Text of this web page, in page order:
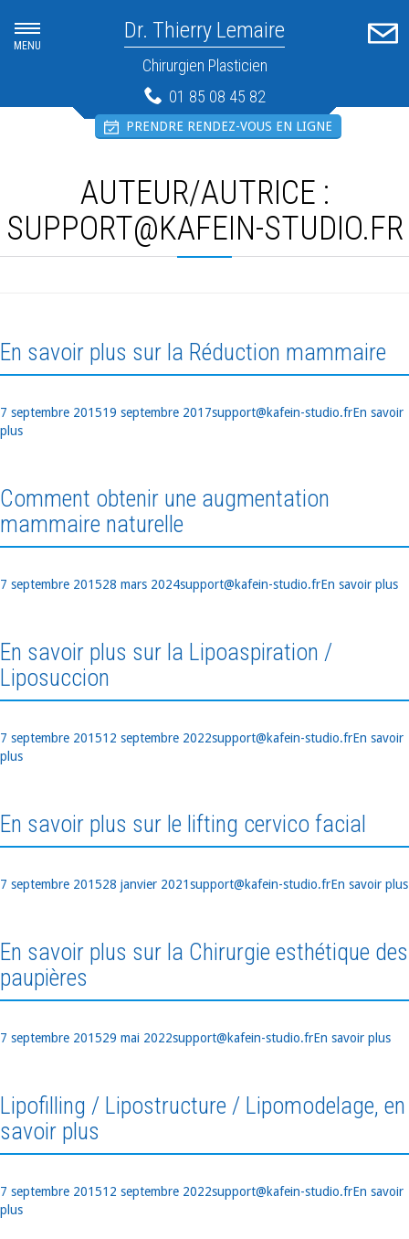
Dr. Thierry Lemaire
Chirurgien Plasticien
01 85 08 45 82
PRENDRE RENDEZ-VOUS EN LIGNE
MENU
AUTEUR/AUTRICE :
SUPPORT@KAFEIN-STUDIO.FR
En savoir plus sur la Réduction mammaire
Publié
le
7 septembre 201519 septembre 2017Auteur
support@kafein-studio.frEn savoir
plus
Comment obtenir une augmentation
mammaire naturelle
Publié
7 septembre 201528 mars 2024Auteur
support@kafein-studio.frCatégories
En savoir plus
En savoir plus sur la Lipoaspiration /
Liposuccion
Publié
le
7 septembre 201512 septembre 2022Auteur
support@kafein-studio.frEn savoir
plus
En savoir plus sur le lifting cervico facial
Publié
7 septembre 201528 janvier 2021Auteur
support@kafein-studio.frCatégories
En savoir plus
En savoir plus sur la Chirurgie esthétique des
paupières
Publié
7 septembre 201529 mai 2022Auteur
support@kafein-studio.frCatégories
En savoir plus
Lipofilling / Lipostructure / Lipomodelage, en
savoir plus
Publié
le
7 septembre 201512 septembre 2022Auteur
support@kafein-studio.frEn savoir
plus